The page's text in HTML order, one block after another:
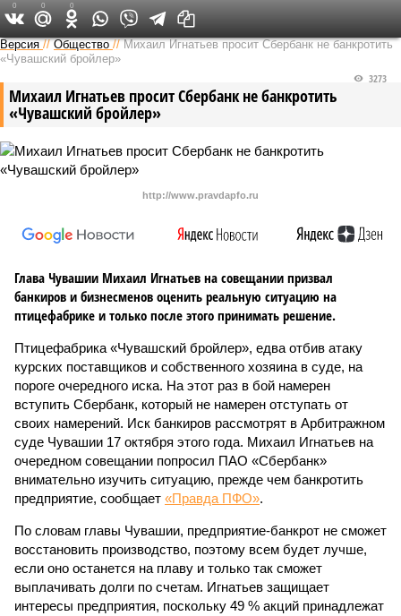
Версия в Чувашии
Версия //Общество //Михаил Игнатьев просит Сбербанк не банкротить
«Чувашский бройлер»
Михаил Игнатьев просит Сбербанк не банкротить
«Чувашский бройлер»
3273
http://www.pravdapfo.ru
Глава Чувашии Михаил Игнатьев на совещании призвал
банкиров и бизнесменов оценить реальную ситуацию на
птицефабрике и только после этого принимать решение.
Птицефабрика «Чувашский бройлер», едва отбив атаку
курских поставщиков и собственного хозяина в суде, на
пороге очередного иска. На этот раз в бой намерен
вступить Сбербанк, который не намерен отступать от
своих намерений. Иск банкиров рассмотрят в Арбитражном
суде Чувашии 17 октября этого года. Михаил Игнатьев на
очередном совещании попросил ПАО «Сбербанк»
внимательно изучить ситуацию, прежде чем банкротить
предприятие, сообщает «Правда ПФО».
По словам главы Чувашии, предприятие-банкрот не сможет
восстановить производство, поэтому всем будет лучше,
если оно останется на плаву и только так сможет
выплачивать долги по счетам. Игнатьев защищает
интересы предприятия, поскольку 49 % акций принадлежат
0 0 0